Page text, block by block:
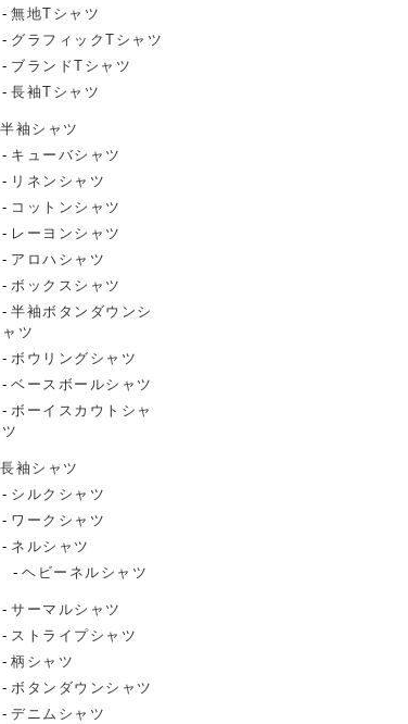
無地Tシャツ
グラフィックTシャツ
ブランドTシャツ
長袖Tシャツ
半袖シャツ
キューバシャツ
リネンシャツ
コットンシャツ
レーヨンシャツ
アロハシャツ
ボックスシャツ
半袖ボタンダウンシ
ャツ
ボウリングシャツ
ベースボールシャツ
ボーイスカウトシャ
ツ
長袖シャツ
シルクシャツ
ワークシャツ
ネルシャツ
ヘビーネルシャツ
サーマルシャツ
ストライプシャツ
柄シャツ
ボタンダウンシャツ
デニムシャツ